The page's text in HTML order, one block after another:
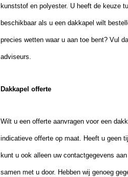
kunststof en polyester. U heeft de keuze
beschikbaar als u een dakkapel wilt
precies wetten waar u aan toe bent? Vul
adviseurs.
Dakkapel offerte
Wilt u een offerte aanvragen voor een
indicatieve offerte op maat. Heeft u geen
kunt u ook alleen uw contactgegevens
samen met u door. Hebben wij genoeg